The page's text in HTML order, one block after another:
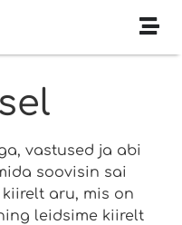
vastused ja abi
soovisin sai
aru, mis on
leidsime kiirelt